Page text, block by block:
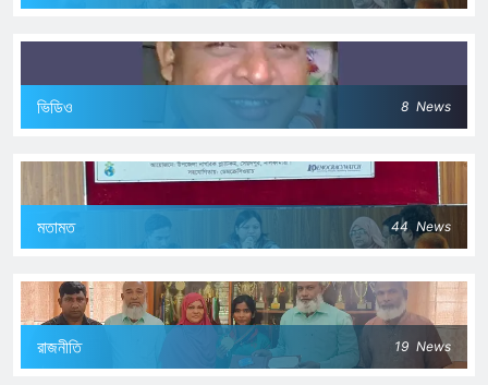
ভিডিও 8 News
মতামত 44 News
রাজনীতি 19 News